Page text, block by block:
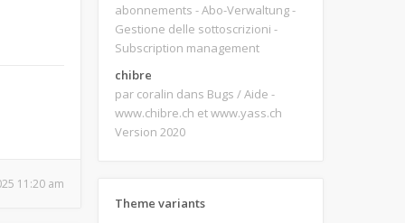
11:20 am
abonnements - Abo-Verwaltung -
Gestione delle sottoscrizioni -
Subscription management
chibre
par coralin dans Bugs / Aide -
www.chibre.ch et www.yass.ch
Version 2020
Theme variants